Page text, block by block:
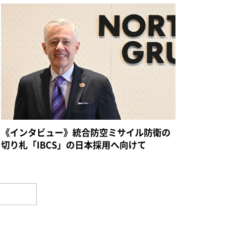
《インタビュー》統合防空ミサイル防衛の
切り札「IBCS」の日本採用へ向けて